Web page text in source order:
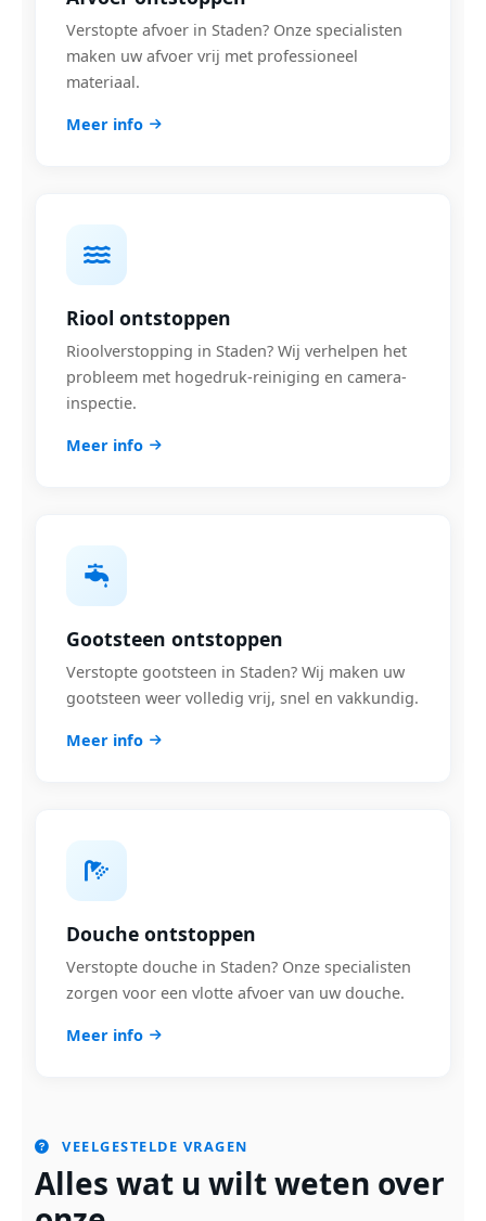
Verstopte afvoer in Staden? Onze specialisten
maken uw afvoer vrij met professioneel
materiaal.
Meer info
Riool ontstoppen
Rioolverstopping in Staden? Wij verhelpen het
probleem met hogedruk-reiniging en camera-
inspectie.
Meer info
Gootsteen ontstoppen
Verstopte gootsteen in Staden? Wij maken uw
gootsteen weer volledig vrij, snel en vakkundig.
Meer info
Douche ontstoppen
Verstopte douche in Staden? Onze specialisten
zorgen voor een vlotte afvoer van uw douche.
Meer info
VEELGESTELDE VRAGEN
Alles wat u wilt weten over